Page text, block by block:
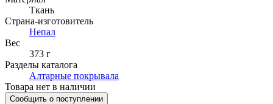
Ткань
Страна-изготовитель
Непал
Вес
373 г
Разделы каталога
Алтарные покрывала
Товара нет в наличии
Сообщить о поступлении